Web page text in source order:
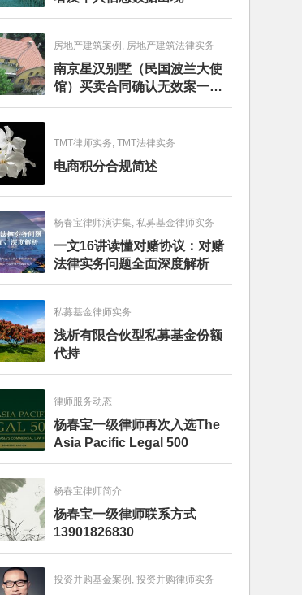
房地产建筑案例, 房地产建筑法律实务
南京星汉别墅（民国波兰大使
馆）买卖合同确认无效案一审
判决书
TMT律师实务, TMT法律实务
电商积分合规简述
杨春宝律师演讲集, 私募基金律师实务
一文16讲读懂对赌协议：对赌
法律实务问题全面深度解析
私募基金律师实务
浅析有限合伙型私募基金份额
代持
律师服务动态
杨春宝一级律师再次入选The
Asia Pacific Legal 500
杨春宝律师简介
杨春宝一级律师联系方式
13901826830
投资并购基金案例, 投资并购律师实务